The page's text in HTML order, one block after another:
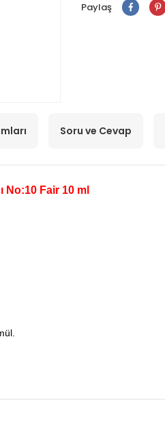
Paylaş
Soru ve Cevap
No:10 Fair 10 ml